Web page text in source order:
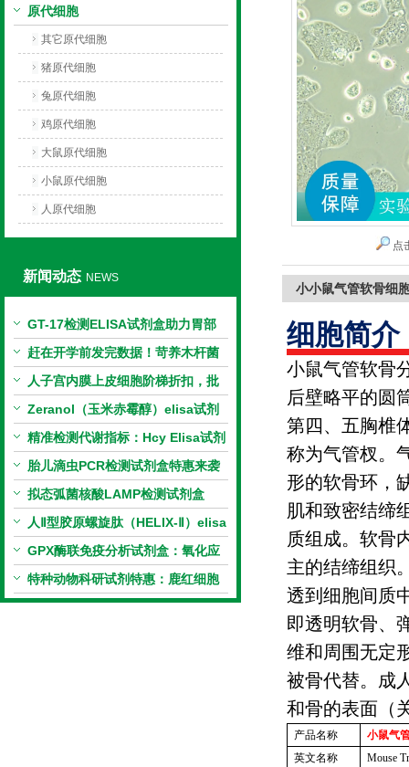
原代细胞
其它原代细胞
猪原代细胞
兔原代细胞
鸡原代细胞
大鼠原代细胞
小鼠原代细胞
人原代细胞
新闻动态 NEWS
GT-17检测ELISA试剂盒助力胃部
相关指标样本定量研究
赶在开学前发完数据！苛养木杆菌
PCR检测试剂盒暑假优惠开启
人子宫内膜上皮细胞阶梯折扣，批
量更划算
Zeranol（玉米赤霉醇）elisa试剂
盒特惠
精准检测代谢指标：Hcy Elisa试剂
盒的科研应用与技术特点
胎儿滴虫PCR检测试剂盒特惠来袭
拟态弧菌核酸LAMP检测试剂盒
（恒温荧光法）新品上市优惠活动
人Ⅱ型胶原螺旋肽（HELIX-Ⅱ）elisa
试剂盒科研优惠活动开启
GPX酶联免疫分析试剂盒：氧化应
激研究精准检测工具
特种动物科研试剂特惠：鹿红细胞
膜蛋白(EMP)ELISA试剂盒让利活
点
小小鼠气管软骨细
细胞简介
小鼠气管软骨
后壁略平的圆
第四、五胸椎
称为气管杈。
形的软骨环，
肌和致密结缔
质组成。软骨
主的结缔组织
透到细胞间质
即透明软骨、
维和周围无定
被骨代替。成
和骨的表面（
产品名称
小鼠气
英文名称
Mouse